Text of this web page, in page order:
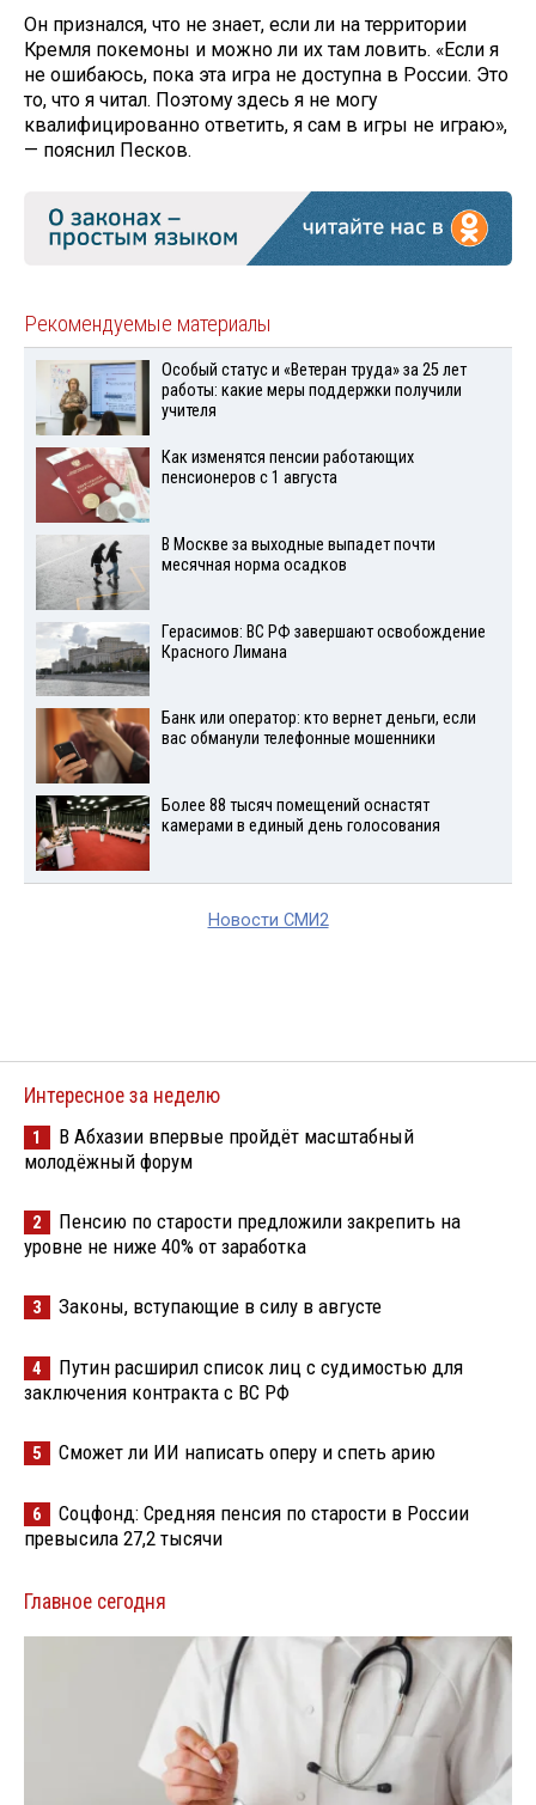
Он признался, что не знает, если ли на территории
Кремля покемоны и можно ли их там ловить. «Если я
не ошибаюсь, пока эта игра не доступна в России. Это
то, что я читал. Поэтому здесь я не могу
квалифицированно ответить, я сам в игры не играю»,
— пояснил Песков.
Рекомендуемые материалы
Особый статус и «Ветеран труда» за 25 лет
работы: какие меры поддержки получили
учителя
Как изменятся пенсии работающих
пенсионеров с 1 августа
В Москве за выходные выпадет почти
месячная норма осадков
Герасимов: ВС РФ завершают освобождение
Красного Лимана
Банк или оператор: кто вернет деньги, если
вас обманули телефонные мошенники
Более 88 тысяч помещений оснастят
камерами в единый день голосования
Новости СМИ2
Интересное за неделю
1
В Абхазии впервые пройдёт масштабный
молодёжный форум
2
Пенсию по старости предложили закрепить на
уровне не ниже 40% от заработка
3 Законы, вступающие в силу в августе
4
Путин расширил список лиц с судимостью для
заключения контракта с ВС РФ
5 Сможет ли ИИ написать оперу и спеть арию
6
Соцфонд: Средняя пенсия по старости в России
превысила 27,2 тысячи
Главное сегодня